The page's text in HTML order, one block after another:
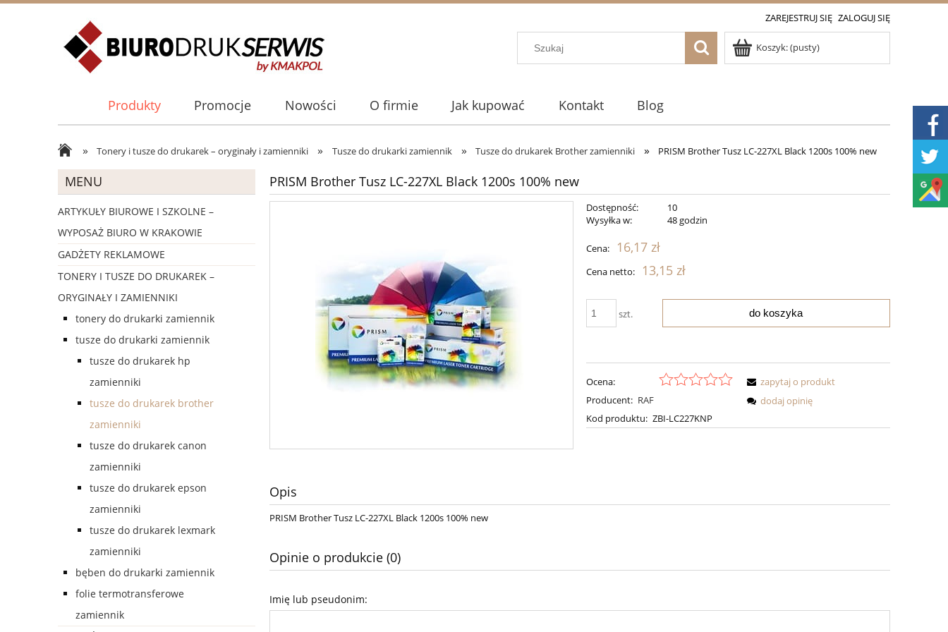
ZAREJESTRUJ SIĘ ZALOGUJ SIĘ
Koszyk:(pusty)
Produkty Promocje Nowości O firmie Jak kupować Kontakt Blog
» Tonery i tusze do drukarek – oryginały i zamienniki » Tusze do drukarki zamiennik » Tusze do drukarek Brother zamienniki » PRISM Brother Tusz LC-227XL Black 1200s 100% new
MENU
ARTYKUŁY BIUROWE I SZKOLNE –
WYPOSAŻ BIURO W KRAKOWIE
GADŻETY REKLAMOWE
TONERY I TUSZE DO DRUKAREK –
ORYGINAŁY I ZAMIENNIKI
tonery do drukarki zamiennik
tusze do drukarki zamiennik
tusze do drukarek hp
zamienniki
tusze do drukarek brother
zamienniki
tusze do drukarek canon
zamienniki
tusze do drukarek epson
zamienniki
tusze do drukarek lexmark
zamienniki
bęben do drukarki zamiennik
folie termotransferowe
zamiennik
PRISM Brother Tusz LC-227XL Black 1200s 100% new
Dostępność:
10
Wysyłka w:
48 godzin
Cena: 16,17 zł
Cena netto: 13,15 zł
szt. do koszyka
Ocena:
Producent: RAF
Kod produktu: ZBI-LC227KNP
zapytaj o produkt
dodaj opinię
Opis
PRISM Brother Tusz LC-227XL Black 1200s 100% new
Opinie o produkcie (0)
Imię lub pseudonim: